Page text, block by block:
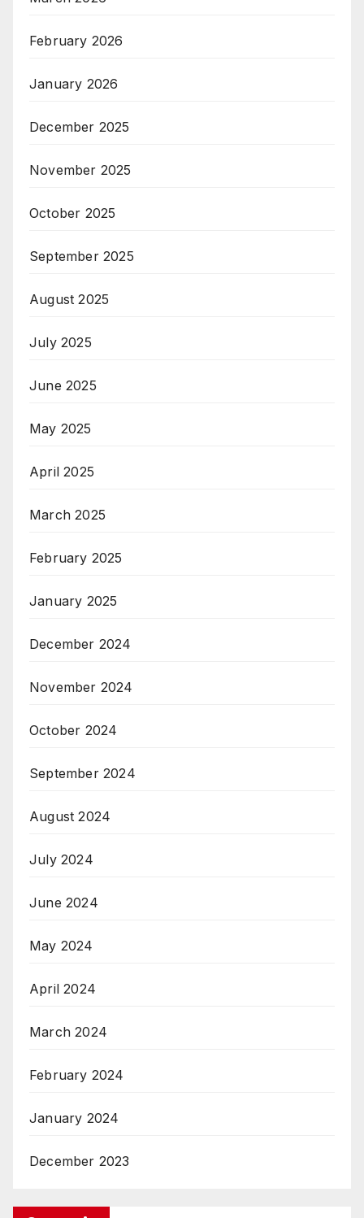
February 2026
January 2026
December 2025
November 2025
October 2025
September 2025
August 2025
July 2025
June 2025
May 2025
April 2025
March 2025
February 2025
January 2025
December 2024
November 2024
October 2024
September 2024
August 2024
July 2024
June 2024
May 2024
April 2024
March 2024
February 2024
January 2024
December 2023